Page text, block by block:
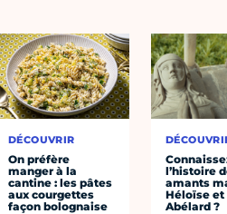
DÉCOUVRIR
On préfère
manger à la
cantine : les pâtes
aux courgettes
façon bolognaise
l’histoire
amants
Héloïse et
Abélard ?